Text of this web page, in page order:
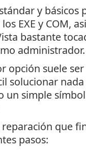
y básicos
EXE y COM,
bastante
administrador.
opción suele
solucionar
un simple
que
pasos: